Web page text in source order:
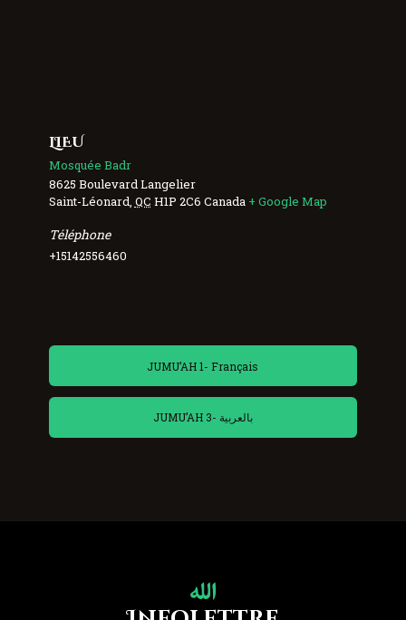
LIEU
Mosquée Badr
8625 Boulevard Langelier
Saint-Léonard, QC H1P 2C6 Canada + Google Map
Téléphone
+15142556460
JUMU’AH 1- Français
JUMU’AH 3- بالعربية